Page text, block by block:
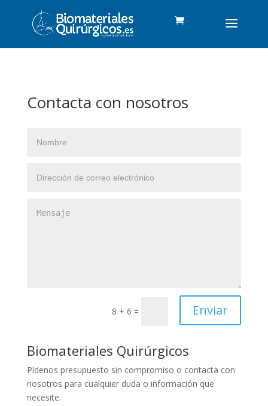
Contacta con nosotros
8 + 6 = Enviar
Biomateriales Quirúrgicos
Pídenos presupuesto sin compromiso o contacta con
nosotros para cualquier duda o información que
necesite.